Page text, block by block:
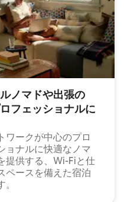
ノマドや出⁠張⁠の
フ⁠ェ⁠ッ⁠シ⁠ョ⁠ナ⁠ル⁠に
ワークが中心のプロ
ョナルに快適なノマ
提供する、Wi-Fiと仕
ペースを備えた宿泊